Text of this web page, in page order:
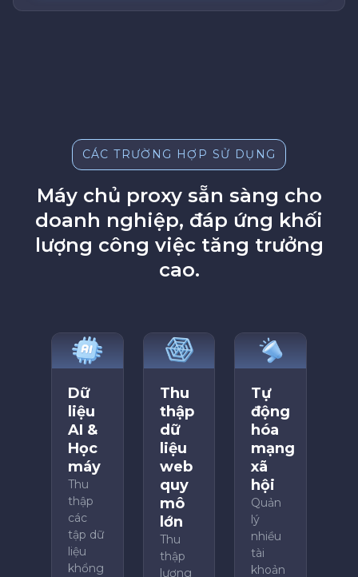
CÁC TRƯỜNG HỢP SỬ DỤNG
Máy chủ proxy sẵn sàng cho
doanh nghiệp, đáp ứng khối
lượng công việc tăng trưởng
cao.
Dữ
liệu
AI &
Học
máy
Thu
thập
các
tập dữ
liệu
khổng
Thu
thập
dữ
liệu
web
quy
mô
lớn
Thu
thập
lượng
Tự
động
hóa
mạng
xã
hội
Quản
lý
nhiều
tài
khoản